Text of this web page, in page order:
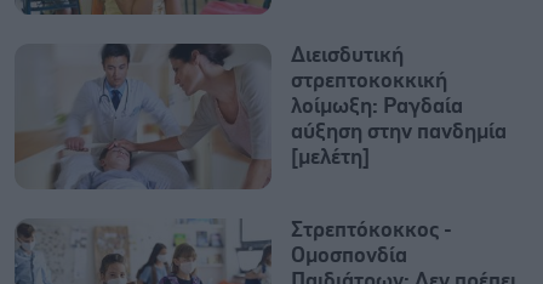
Διεισδυτική
στρεπτοκοκκική
λοίμωξη: Ραγδαία
αύξηση στην πανδημία
[μελέτη]
Στρεπτόκοκκος -
Ομοσπονδία